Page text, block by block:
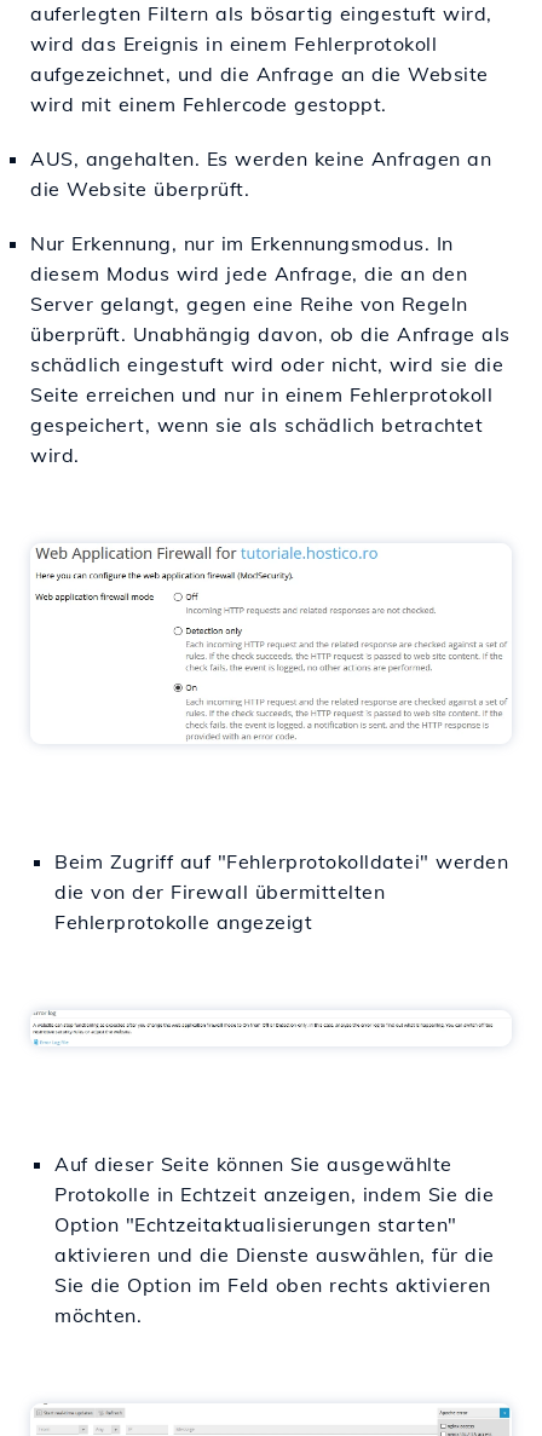
auferlegten Filtern als bösartig eingestuft wird,
wird das Ereignis in einem Fehlerprotokoll
aufgezeichnet, und die Anfrage an die Website
wird mit einem Fehlercode gestoppt.
AUS, angehalten. Es werden keine Anfragen an
die Website überprüft.
Nur Erkennung, nur im Erkennungsmodus. In
diesem Modus wird jede Anfrage, die an den
Server gelangt, gegen eine Reihe von Regeln
überprüft. Unabhängig davon, ob die Anfrage als
schädlich eingestuft wird oder nicht, wird sie die
Seite erreichen und nur in einem Fehlerprotokoll
gespeichert, wenn sie als schädlich betrachtet
wird.
Beim Zugriff auf "Fehlerprotokolldatei" werden
die von der Firewall übermittelten
Fehlerprotokolle angezeigt
Auf dieser Seite können Sie ausgewählte
Protokolle in Echtzeit anzeigen, indem Sie die
Option "Echtzeitaktualisierungen starten"
aktivieren und die Dienste auswählen, für die
Sie die Option im Feld oben rechts aktivieren
möchten.